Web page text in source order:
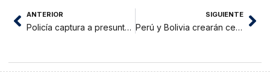
ANTERIOR
Policía captura a presunto terrorista implicado en muerte de 15 soldados
SIGUIENTE
Perú y Bolivia crearán centro integral de inteligencia contra el narcotráfico